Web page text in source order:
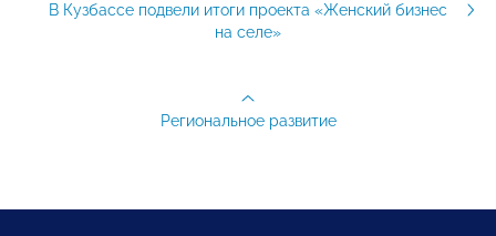
В Кузбассе подвели итоги проекта «Женский бизнес
на селе»
Региональное развитие